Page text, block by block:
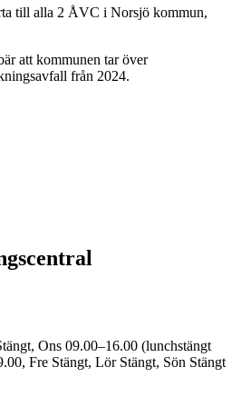
till alla 2 ÅVC i Norsjö kommun,
att kommunen tar över
från 2024.
Ons 09.00–16.00 (lunchstängt
Fre Stängt, Lör Stängt, Sön Stängt